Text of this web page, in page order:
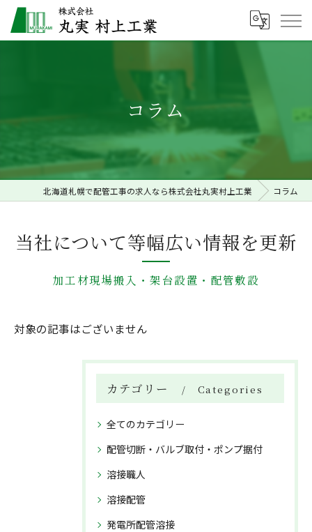
コラム
北海道札幌で配管工事の求人なら株式会社丸実村上工業 コラム
当社について等幅広い情報を更新
加工材現場搬入・架台設置・配管敷設
対象の記事はございません
カテゴリー Categories
全てのカテゴリー
配管切断・バルブ取付・ポンプ据付
溶接職人
溶接配管
発電所配管溶接